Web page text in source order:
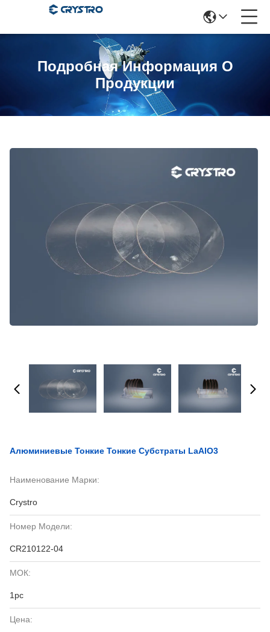
Подробная Информация О
Продукции
Алюминиевые Тонкие Тонкие Субстраты LaAlO3
Наименование Марки:
Crystro
Номер Модели:
CR210122-04
МОК:
1pc
Цена: